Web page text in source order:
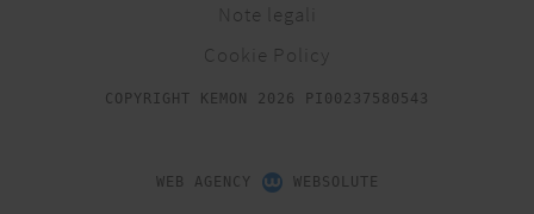
Note legali
Cookie Policy
COPYRIGHT KEMON 2026 PI00237580543
WEB AGENCY WEBSOLUTE